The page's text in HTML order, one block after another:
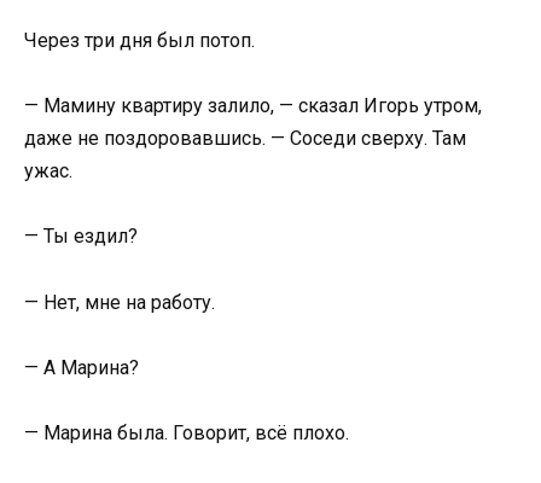
Через три дня был потоп.
— Мамину квартиру залило, — сказал Игорь утром,
даже не поздоровавшись. — Соседи сверху. Там
ужас.
— Ты ездил?
— Нет, мне на работу.
— А Марина?
— Марина была. Говорит, всё плохо.